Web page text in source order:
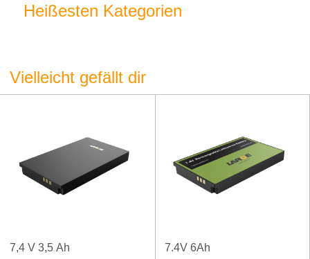
Heißesten Kategorien
Vielleicht gefällt dir
7,4 V 3,5 Ah
7.4V 6Ah